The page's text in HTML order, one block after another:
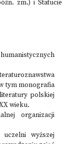
zm.) i Statucie
tym monografia
polskiej
wieku.
organizacji
wyższej